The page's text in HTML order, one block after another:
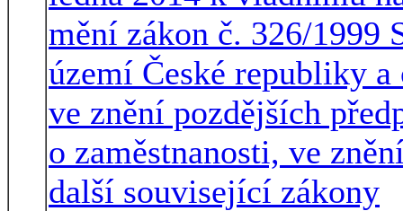
mění zákon č. 326/1999
území České republiky
ve znění pozdějších
o zaměstnanosti, ve
další související zákony